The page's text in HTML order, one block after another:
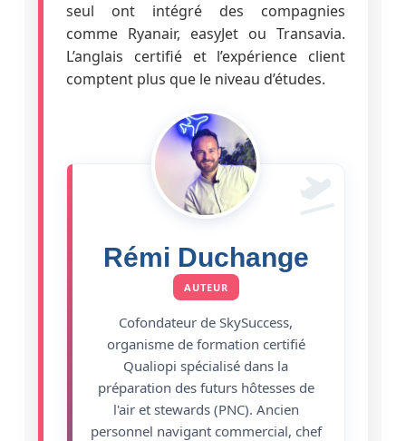
seul ont intégré des compagnies
comme Ryanair, easyJet ou Transavia.
L’anglais certifié et l’expérience client
comptent plus que le niveau d’études.
Rémi Duchange
AUTEUR
Cofondateur de SkySuccess,
organisme de formation certifié
Qualiopi spécialisé dans la
préparation des futurs hôtesses de
l'air et stewards (PNC). Ancien
personnel navigant commercial, chef